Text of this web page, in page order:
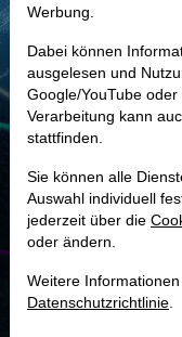
-
Mit 84.7 %
Werbung.
Dabei können
ausgelesen und
Google/YouTube
Verarbeitung kann
stattfinden.
Sie können alle
Auswahl individuell
jederzeit über die
oder ändern.
Weitere
Datenschutzrichtlinie.